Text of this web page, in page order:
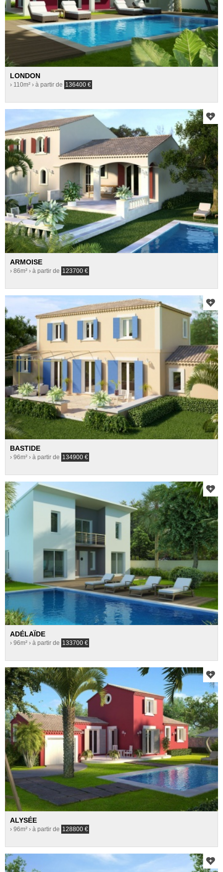
LONDON
› 110m² › à partir de 136400 €
ARMOISE
› 86m² › à partir de 123700 €
BASTIDE
› 96m² › à partir de 134900 €
ADÉLAÏDE
› 96m² › à partir de 133700 €
ALYSÉE
› 96m² › à partir de 128800 €